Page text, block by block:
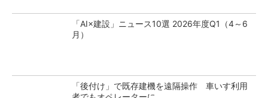
「AI×建設」ニュース10選 2026年度Q1（4～6
月）
「後付け」で既存建機を遠隔操作 車いす利用